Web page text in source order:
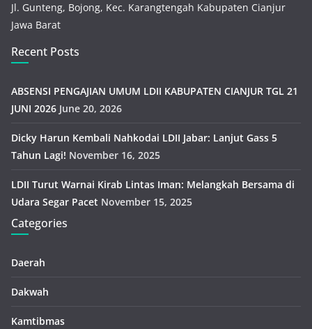
Jl. Gunteng, Bojong, Kec. Karangtengah Kabupaten Cianjur
Jawa Barat
Recent Posts
ABSENSI PENGAJIAN UMUM LDII KABUPATEN CIANJUR TGL 21
JUNI 2026 June 20, 2026
Dicky Harun Kembali Nahkodai LDII Jabar: Lanjut Gass 5
Tahun Lagi! November 16, 2025
LDII Turut Warnai Kirab Lintas Iman: Melangkah Bersama di
Udara Segar Pacet November 15, 2025
Categories
Daerah
Dakwah
Kamtibmas